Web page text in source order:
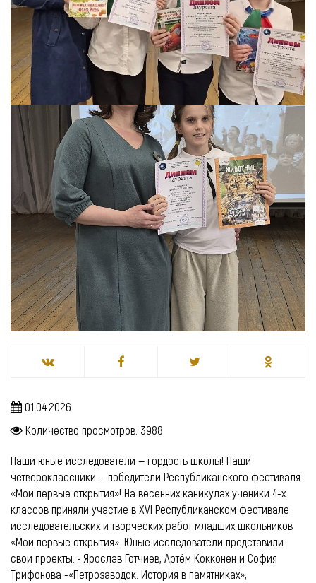
01.04.2026
Количество просмотров: 3988
Наши юные исследователи — гордость школы! Наши
четвероклассники — победители Республиканского фестиваля
«Мои первые открытия»! На весенних каникулах ученики 4-х
классов приняли участие в XVI Республиканском фестивале
исследовательских и творческих работ младших школьников
«Мои первые открытия». Юные исследователи представили
свои проекты: • Ярослав Готчиев, Артём Кокконен и София
Трифонова -«Петрозаводск. История в памятниках»,